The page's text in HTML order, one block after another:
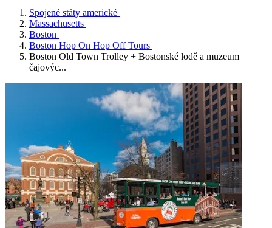
Spojené státy americké
Massachusetts
Boston
Boston Hop On Hop Off Tours
Boston Old Town Trolley + Bostonské lodě a muzeum
čajovýc...